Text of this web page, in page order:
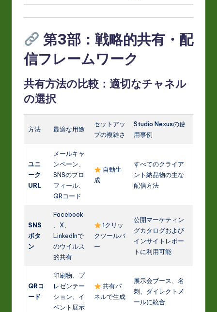
第3部：戦略的共有・配
信フレームワーク
共有方法の比較：適切なチャネル
の選択
方法 最適な用途
セットアッ
プの複雑さ
Studio Nexusの使
用事例
ユニ
ーク
URL
メールキャ
ンペーン、
SNSのプロ
フィール、
QRコード
自動生
成
すべてのクライア
ント納品物の主な
配信方法
SNS
ボタ
ン
Facebook
、X、
LinkedInで
のウイルス
的共有
1クリッ
クツールバ
ー
公開マーケティン
グカタログおよび
インサイトレポー
トに利用可能
QRコ
ード
印刷物、プ
レゼンテー
ション、イ
ベント展示
共有パ
ネルで生成
展示会ブース、名
刺、ダイレクトメ
ールに統合